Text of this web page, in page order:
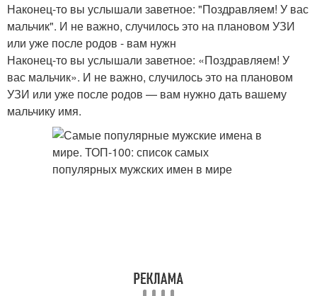
Наконец-то вы услышали заветное: "Поздравляем! У вас
мальчик". И не важно, случилось это на плановом УЗИ
или уже после родов - вам нужн
Наконец-то вы услышали заветное: «Поздравляем! У
вас мальчик». И не важно, случилось это на плановом
УЗИ или уже после родов — вам нужно дать вашему
мальчику имя.